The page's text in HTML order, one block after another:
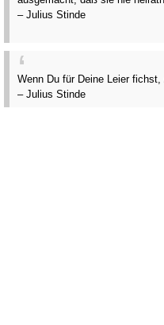
– Julius Stinde
Wenn Du für Deine Leier
– Julius Stinde